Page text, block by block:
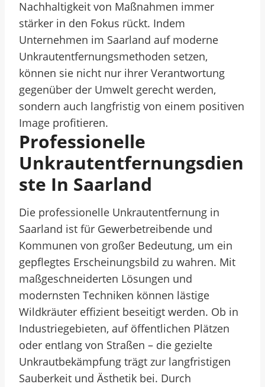
Nachhaltigkeit von Maßnahmen immer
stärker in den Fokus rückt. Indem
Unternehmen im Saarland auf moderne
Unkrautentfernungsmethoden setzen,
können sie nicht nur ihrer Verantwortung
gegenüber der Umwelt gerecht werden,
sondern auch langfristig von einem positiven
Image profitieren.
Professionelle
Unkrautentfernungsdien
Ste In Saarland
Die professionelle Unkrautentfernung in
Saarland ist für Gewerbetreibende und
Kommunen von großer Bedeutung, um ein
gepflegtes Erscheinungsbild zu wahren. Mit
maßgeschneiderten Lösungen und
modernsten Techniken können lästige
Wildkräuter effizient beseitigt werden. Ob in
Industriegebieten, auf öffentlichen Plätzen
oder entlang von Straßen – die gezielte
Unkrautbekämpfung trägt zur langfristigen
Sauberkeit und Ästhetik bei. Durch